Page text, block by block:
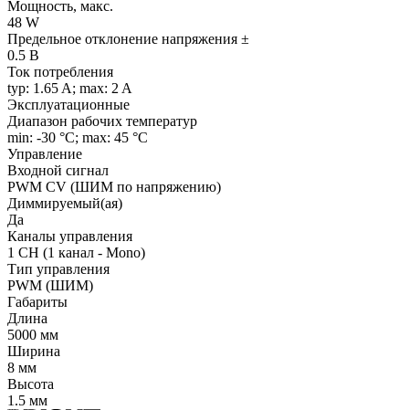
Мощность, макс.
48 W
Предельное отклонение напряжения ±
0.5 В
Ток потребления
typ: 1.65 A; max: 2 A
Эксплуатационные
Диапазон рабочих температур
min: -30 °C; max: 45 °C
Управление
Входной сигнал
PWM СV (ШИМ по напряжению)
Диммируемый(ая)
Да
Каналы управления
1 CH (1 канал - Mono)
Тип управления
PWM (ШИМ)
Габариты
Длина
5000 мм
Ширина
8 мм
Высота
1.5 мм